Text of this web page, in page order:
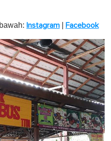
Instagram Facebook